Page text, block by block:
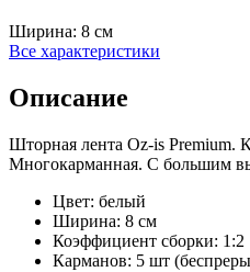
Ширина: 8 см
Все характеристики
Описание
Шторная лента Oz-is Premium.
Многокарманная. С большим
Цвет: белый
Ширина: 8 см
Коэффициент сборки: 1:2
Карманов: 5 шт